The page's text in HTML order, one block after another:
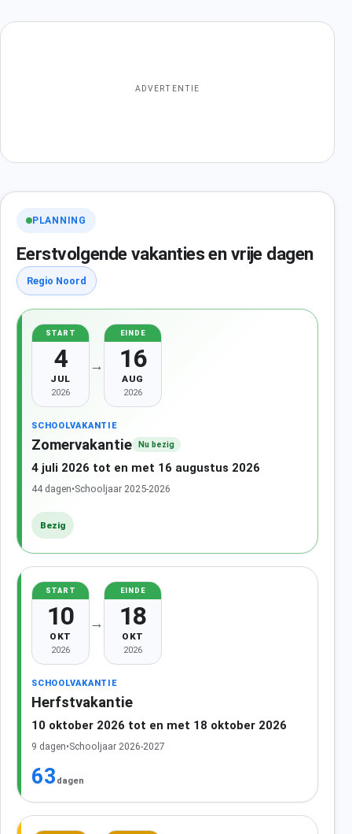
ADVERTENTIE
PLANNING
Eerstvolgende vakanties en vrije dagen
Regio Noord
START
4
JUL
2026
→
EINDE
16
AUG
2026
SCHOOLVAKANTIE
Zomervakantie Nu bezig
4 juli 2026 tot en met 16 augustus 2026
44 dagen•Schooljaar 2025-2026
Bezig
START
10
OKT
2026
→
EINDE
18
OKT
2026
SCHOOLVAKANTIE
Herfstvakantie
10 oktober 2026 tot en met 18 oktober 2026
9 dagen•Schooljaar 2026-2027
63 dagen